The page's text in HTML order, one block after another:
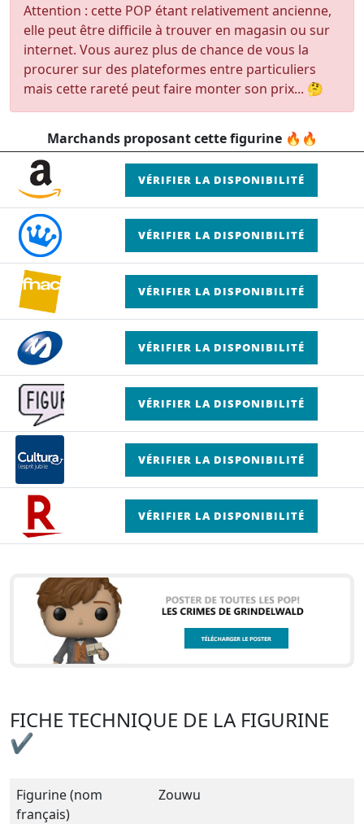
Attention : cette POP étant relativement ancienne,
elle peut être difficile à trouver en magasin ou sur
internet. Vous aurez plus de chance de vous la
procurer sur des plateformes entre particuliers
mais cette rareté peut faire monter son prix... 🤔
Marchands proposant cette figurine 🔥🔥
VÉRIFIER LA DISPONIBILITÉ
VÉRIFIER LA DISPONIBILITÉ
VÉRIFIER LA DISPONIBILITÉ
VÉRIFIER LA DISPONIBILITÉ
VÉRIFIER LA DISPONIBILITÉ
VÉRIFIER LA DISPONIBILITÉ
VÉRIFIER LA DISPONIBILITÉ
FICHE TECHNIQUE DE LA FIGURINE
✔
Figurine (nom
français)
Zouwu